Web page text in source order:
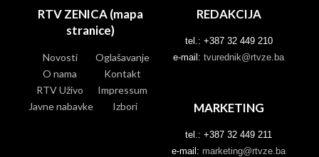
RTV ZENICA (mapa
stranice)
Novosti
Oglašavanje
O nama
Kontakt
RTV Uživo
Impressum
Javne nabavke
Izbori
REDAKCIJA
tel.: +387 32 449 210
e-mail: tvurednik@rtvze.ba
MARKETING
tel.: +387 32 449 211
e-mail: marketing@rtvze.ba